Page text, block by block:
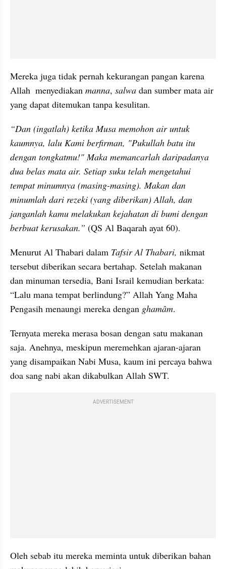
Mereka juga tidak pernah kekurangan pangan karena
Allah  menyediakan manna, salwa dan sumber mata air
yang dapat ditemukan tanpa kesulitan.
“Dan (ingatlah) ketika Musa memohon air untuk
kaumnya, lalu Kami berfirman, "Pukullah batu itu
dengan tongkatmu!" Maka memancarlah daripadanya
dua belas mata air. Setiap suku telah mengetahui
tempat minumnya (masing-masing). Makan dan
minumlah dari rezeki (yang diberikan) Allah, dan
janganlah kamu melakukan kejahatan di bumi dengan
berbuat kerusakan.” (QS Al Baqarah ayat 60).
Menurut Al Thabari dalam Tafsir Al Thabari, nikmat
tersebut diberikan secara bertahap. Setelah makanan
dan minuman tersedia, Bani Israil kemudian berkata:
“Lalu mana tempat berlindung?” Allah Yang Maha
Pengasih menaungi mereka dengan ghamâm.
Ternyata mereka merasa bosan dengan satu makanan
saja. Anehnya, meskipun meremehkan ajaran-ajaran
yang disampaikan Nabi Musa, kaum ini percaya bahwa
doa sang nabi akan dikabulkan Allah SWT.
ADVERTISEMENT
Oleh sebab itu mereka meminta untuk diberikan bahan